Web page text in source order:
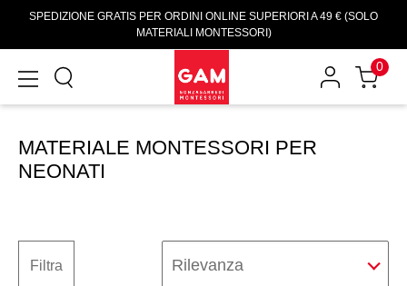
SPEDIZIONE GRATIS PER ORDINI ONLINE SUPERIORI A 49 € (SOLO
MATERIALI MONTESSORI)
0
MATERIALE MONTESSORI PER
NEONATI
Rilevanza
Filtra